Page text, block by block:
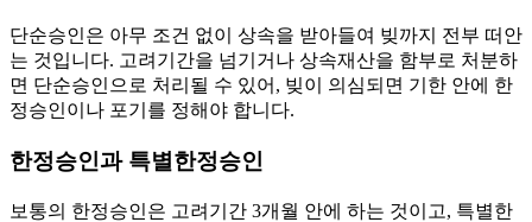
단순승인은 아무 조건 없이 상속을 받아들여 빚까지 전부 떠안
는 것입니다. 고려기간을 넘기거나 상속재산을 함부로 처분하
면 단순승인으로 처리될 수 있어, 빚이 의심되면 기한 안에 한
정승인이나 포기를 정해야 합니다.
한정승인과 특별한정승인
보통의 한정승인은 고려기간 3개월 안에 하는 것이고, 특별한